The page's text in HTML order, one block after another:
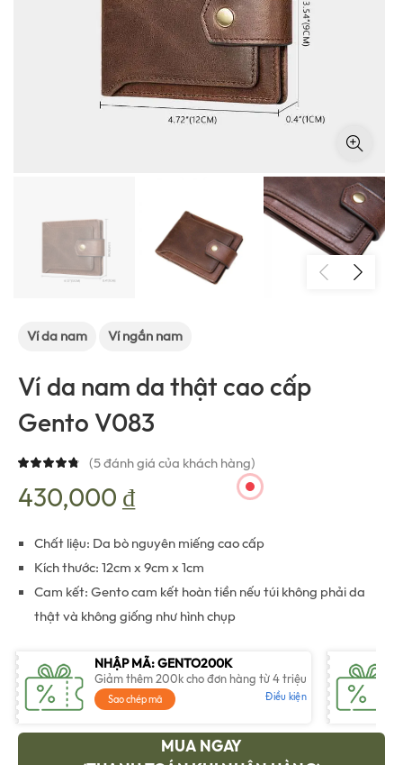
Ví da nam Ví ngắn nam
Ví da nam da thật cao cấp
Gento V083
(5đánh giá của khách hàng)
430,000₫
Chất liệu: Da bò nguyên miếng cao cấp
Kích thước: 12cm x 9cm x 1cm
Cam kết: Gento cam kết hoàn tiền nếu túi không phải da
thật và không giống như hình chụp
NHẬP MÃ: GENTO200K
Giảm thêm 200k cho đơn hàng từ 4 triệu
Sao chép mã Điều kiện
MUA NGAY